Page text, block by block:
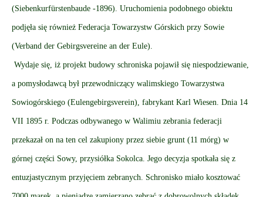
(Siebenkurfürstenbaude -1896). Uruchomienia podobnego obiektu
podjęła się również Federacja Towarzystw Górskich przy Sowie
(Verband der Gebirgsvereine an der Eule).
Wydaje się, iż projekt budowy schroniska pojawił się niespodziewanie,
a pomysłodawcą był przewodniczący walimskiego Towarzystwa
Sowiogórskiego (Eulengebirgsverein), fabrykant Karl Wiesen. Dnia 14
VII 1895 r. Podczas odbywanego w Walimiu zebrania federacji
przekazał on na ten cel zakupiony przez siebie grunt (11 mórg) w
górnej części Sowy, przysiółka Sokolca. Jego decyzja spotkała się z
entuzjastycznym przyjęciem zebranych. Schronisko miało kosztować